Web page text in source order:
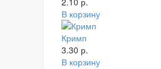
В корзину
Кримп
3.30 р.
В корзину